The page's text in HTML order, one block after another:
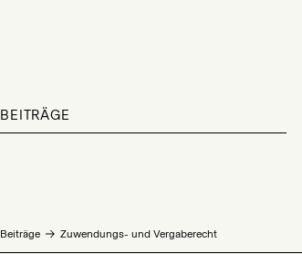
BEITRÄGE
Beiträge Zuwendungs- und Vergaberecht